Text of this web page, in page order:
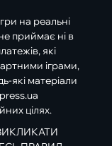
на реальні
приймає ні в
які
іграми,
які матеріали
цілях.